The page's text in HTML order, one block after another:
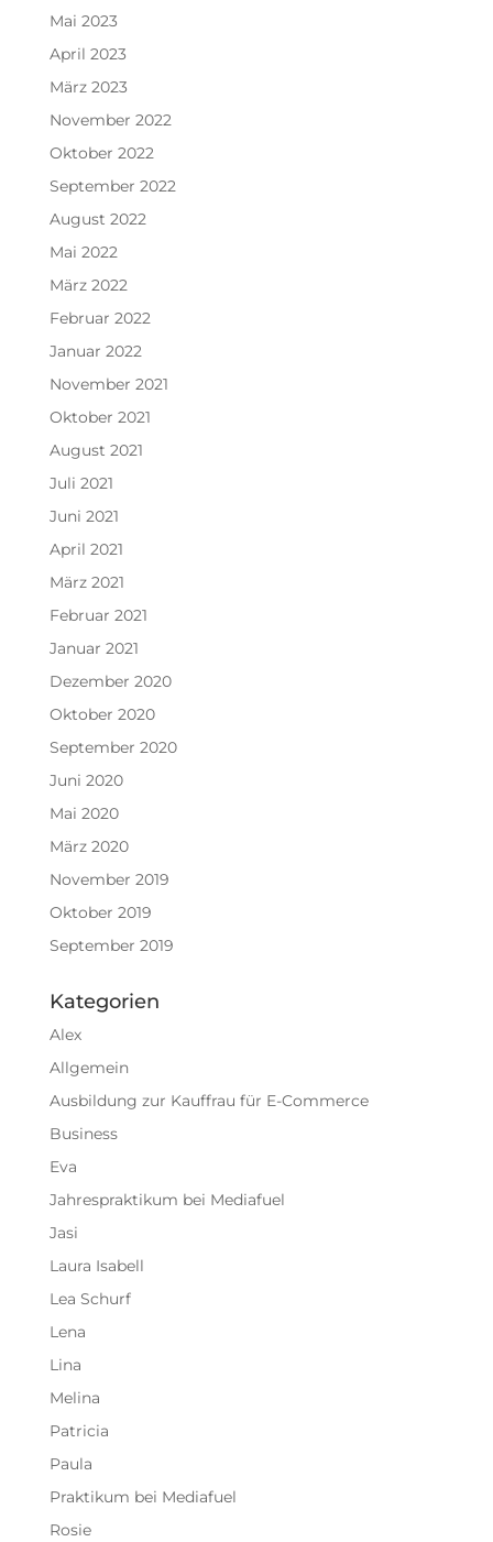
Mai 2023
April 2023
März 2023
November 2022
Oktober 2022
September 2022
August 2022
Mai 2022
März 2022
Februar 2022
Januar 2022
November 2021
Oktober 2021
August 2021
Juli 2021
Juni 2021
April 2021
März 2021
Februar 2021
Januar 2021
Dezember 2020
Oktober 2020
September 2020
Juni 2020
Mai 2020
März 2020
November 2019
Oktober 2019
September 2019
Kategorien
Alex
Allgemein
Ausbildung zur Kauffrau für E-Commerce
Business
Eva
Jahrespraktikum bei Mediafuel
Jasi
Laura Isabell
Lea Schurf
Lena
Lina
Melina
Patricia
Paula
Praktikum bei Mediafuel
Rosie